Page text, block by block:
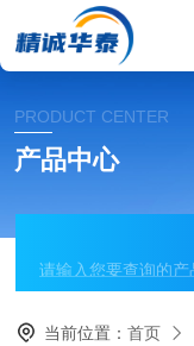
PRODUCT CENTER
产品中心
当前位置：首页